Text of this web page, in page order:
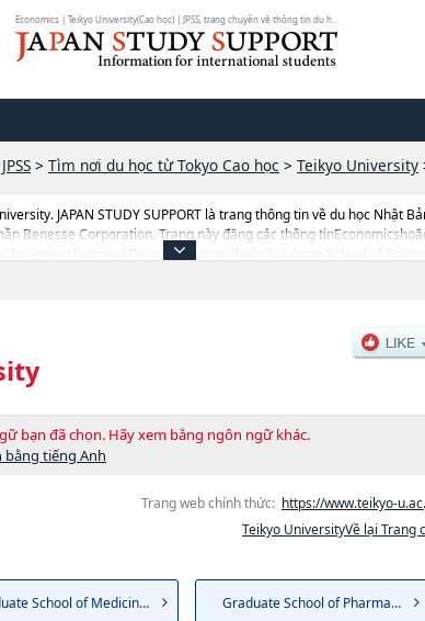
Economics | Teikyo University(Cao học) | JPSS, trang chuyên về thông tin du h...
> Tìm nơi du học từ Tokyo Cao học > Teikyo University
JAPAN STUDY SUPPORT là trang thông tin về du học Nhật
Benesse Corporation. Trang này đăng các thông
Sciences (Doctoral Degree Program)hoặcGraduate School of
bạn đã chọn. Hãy xem bằng ngôn ngữ khác.
tiếng Anh
Trang web chính thức: https://www.teikyo-
Teikyo UniversityVề lại Trang
Graduate School of Medicine（... Graduate School of Pharmaceut...